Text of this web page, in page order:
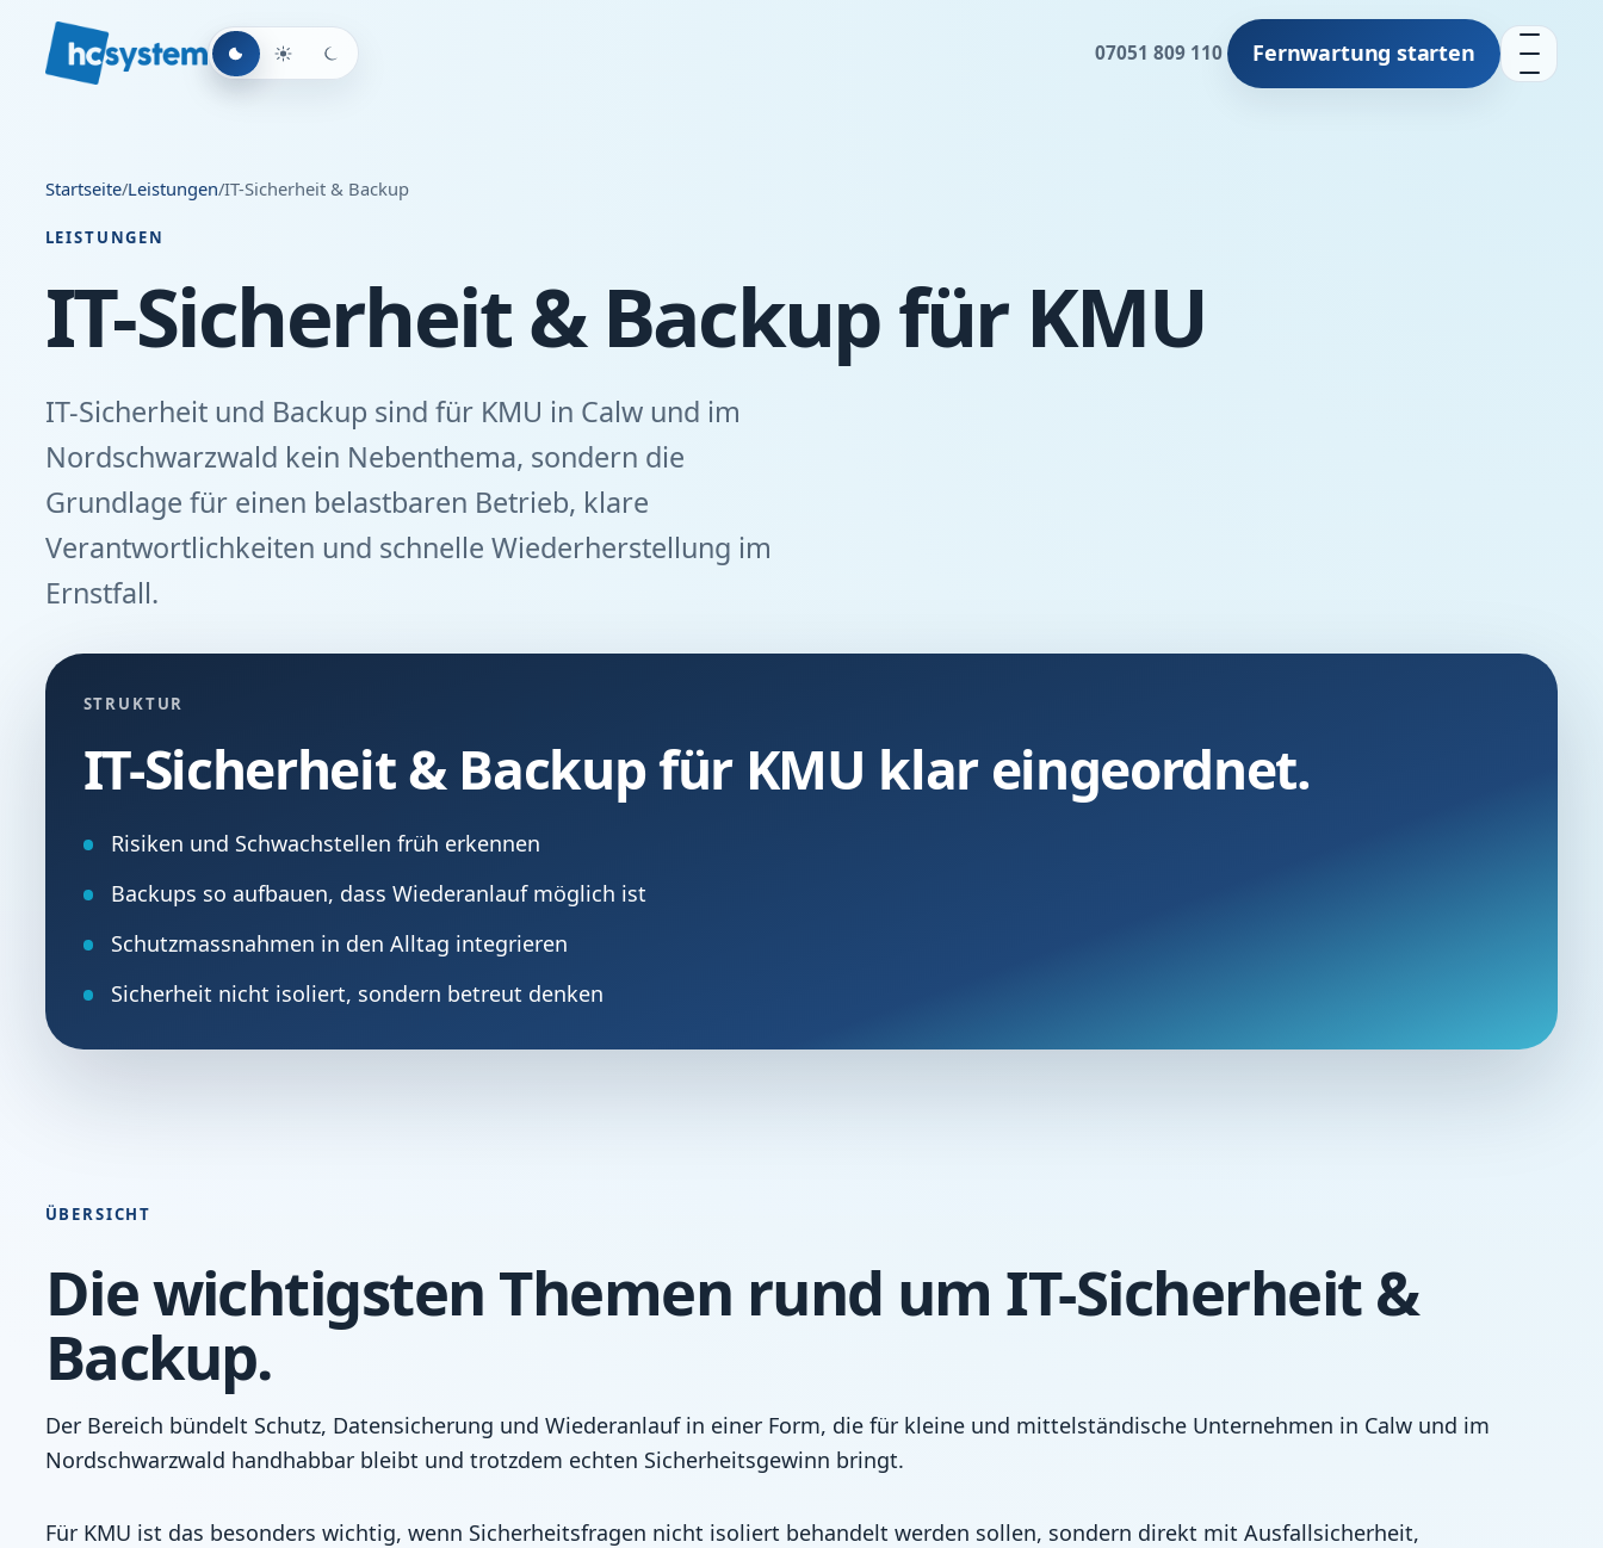
07051 809 110 Fernwartung starten
Startseite/Leistungen/IT-Sicherheit & Backup
LEISTUNGEN
IT-Sicherheit & Backup für KMU
IT-Sicherheit und Backup sind für KMU in Calw und im
Nordschwarzwald kein Nebenthema, sondern die
Grundlage für einen belastbaren Betrieb, klare
Verantwortlichkeiten und schnelle Wiederherstellung im
Ernstfall.
STRUKTUR
IT-Sicherheit & Backup für KMU klar eingeordnet.
Risiken und Schwachstellen früh erkennen
Backups so aufbauen, dass Wiederanlauf möglich ist
Schutzmassnahmen in den Alltag integrieren
Sicherheit nicht isoliert, sondern betreut denken
ÜBERSICHT
Die wichtigsten Themen rund um IT-Sicherheit &
Backup.
Der Bereich bündelt Schutz, Datensicherung und Wiederanlauf in einer Form, die für kleine und mittelständische Unternehmen in Calw und im
Nordschwarzwald handhabbar bleibt und trotzdem echten Sicherheitsgewinn bringt.
Für KMU ist das besonders wichtig, wenn Sicherheitsfragen nicht isoliert behandelt werden sollen, sondern direkt mit Ausfallsicherheit,